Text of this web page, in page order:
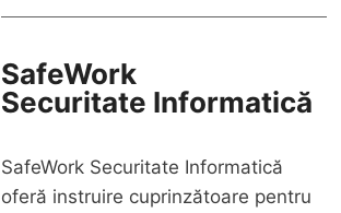
SafeWork
Securitate Informatică
SafeWork Securitate Informatică
oferă instruire cuprinzătoare pentru